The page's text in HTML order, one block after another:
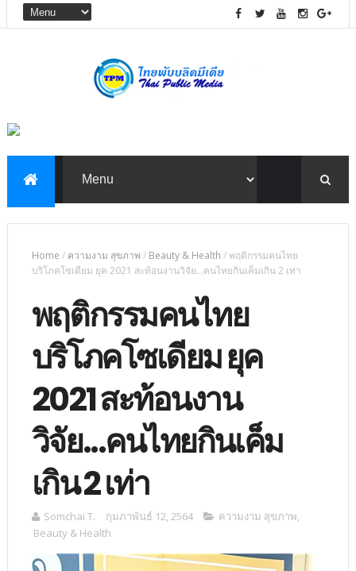
Home / ความงาม สุขภาพ / Beauty & Health /พฤติกรรมคนไทย
บริโภคโซเดียม ยุค 2021 สะท้อนงานวิจัย...คนไทยกินเค็มเกิน 2 เท่า
พฤติกรรมคนไทย
บริโภคโซเดียม ยุค
2021 สะท้อนงาน
วิจัย...คนไทยกินเค็ม
เกิน 2 เท่า
Somchai T. กุมภาพันธ์ 12, 2564 ความงาม สุขภาพ,
Beauty & Health